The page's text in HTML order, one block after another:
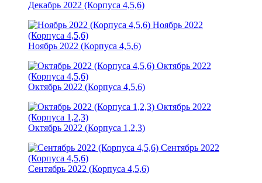
Декабрь 2022 (Корпуса 4,5,6)
Ноябрь 2022
(Корпуса 4,5,6)
Ноябрь 2022 (Корпуса 4,5,6)
Октябрь 2022
(Корпуса 4,5,6)
Октябрь 2022 (Корпуса 4,5,6)
Октябрь 2022
(Корпуса 1,2,3)
Октябрь 2022 (Корпуса 1,2,3)
Сентябрь 2022
(Корпуса 4,5,6)
Сентябрь 2022 (Корпуса 4,5,6)